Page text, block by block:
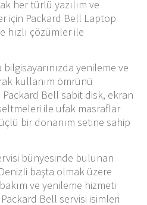
her türlü yazılım ve
için Packard Bell Laptop
hızlı çözümler ile
yenileme ve
kullanım ömrünü
Bell sabit disk, ekran
ile ufak masraflar
bir donanım setine sahip
bünyesinde bulunan
başta olmak üzere
ve yenileme hizmeti
Bell servisi isimleri